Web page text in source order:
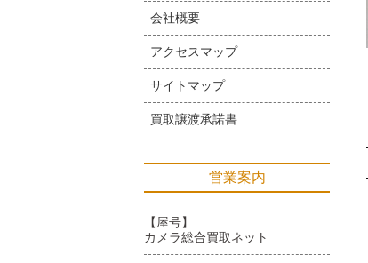
会社概要
アクセスマップ
サイトマップ
買取譲渡承諾書
営業案内
【屋号】
カメラ総合買取ネット